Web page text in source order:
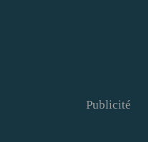
Publicité